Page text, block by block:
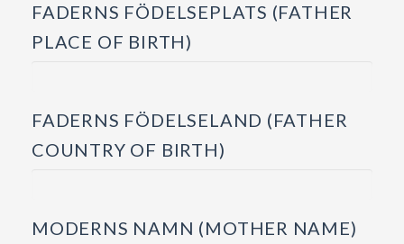
FADERNS FÖDELSEPLATS (FATHER
PLACE OF BIRTH)
FADERNS FÖDELSELAND (FATHER
COUNTRY OF BIRTH)
MODERNS NAMN (MOTHER NAME)